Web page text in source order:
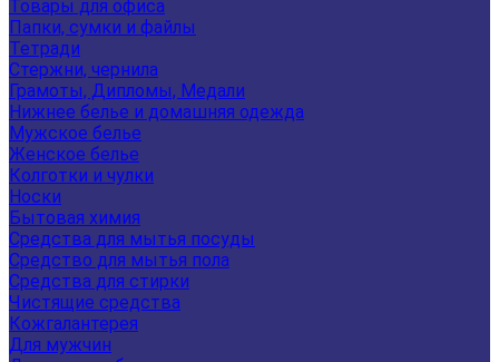
Товары для офиса
Папки, сумки и файлы
Тетради
Стержни, чернила
Грамоты, Дипломы, Медали
Нижнее белье и домашняя одежда
Мужское белье
Женское белье
Колготки и чулки
Носки
Бытовая химия
Средства для мытья посуды
Средство для мытья пола
Средства для стирки
Чистящие средства
Кожгалантерея
Для мужчин